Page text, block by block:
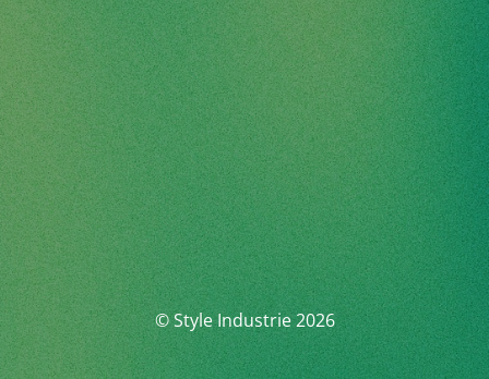
© Style Industrie 2026